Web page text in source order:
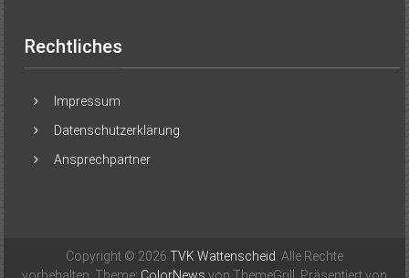
Rechtliches
Impressum
Datenschutzerklärung
Ansprechpartner
Copyright © 2026 TVK Wattenscheid. Alle Rechte